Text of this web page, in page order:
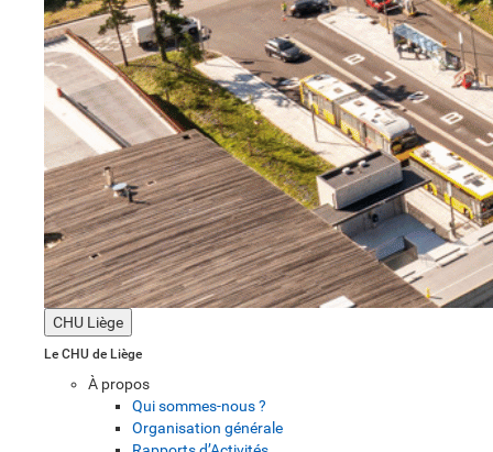
CHU Liège
Le CHU de Liège
À propos
Qui sommes-nous ?
Organisation générale